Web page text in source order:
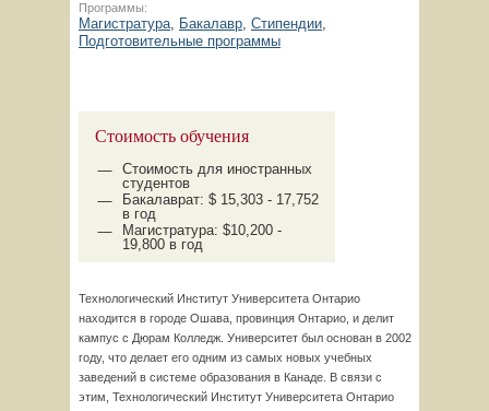
Программы:
Магистратура, Бакалавр, Стипендии,
Подготовительные программы
Стоимость обучения
Стоимость для иностранных
студентов
Бакалаврат: $ 15,303 - 17,752
в год
Магистратура: $10,200 -
19,800 в год
Технологический Институт Университета Онтарио
находится в городе Ошава, провинция Онтарио, и делит
кампус с Дюрам Колледж. Университет был основан в 2002
году, что делает его одним из самых новых учебных
заведений в системе образования в Канаде. В связи с
этим, Технологический Институт Университета Онтарио